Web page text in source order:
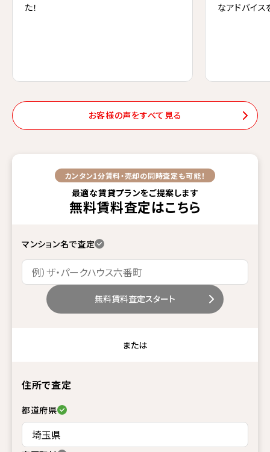
た！
なアドバイス
お客様の声をすべて見る
カンタン1分賃料・売却の同時査定も可能！
最適な賃貸プランをご提案します
無料賃料査定はこちら
マンション名で査定
無料賃料査定スタート
または
住所で査定
都道府県